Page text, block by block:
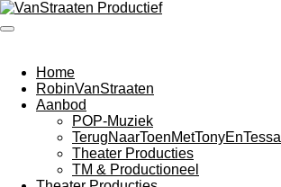
Ga
direct
hoofdinhoud
Home
RobinVanStraaten
Aanbod
POP-Muziek
TerugNaarToenMetTonyEnTessa
Theater Producties
TM & Productioneel